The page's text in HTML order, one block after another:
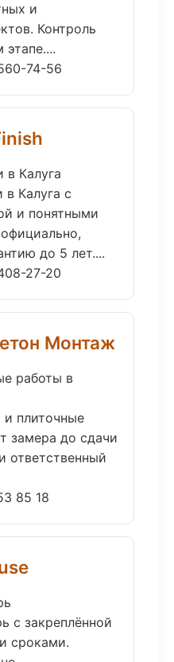
и
Контроль
74-56
в Калуга
в Калуга с
и понятными
до 5 лет....
27-20
Монтаж
работы в
и плиточные
замера до сдачи
ответственный
85 18
с закреплённой
сроками.